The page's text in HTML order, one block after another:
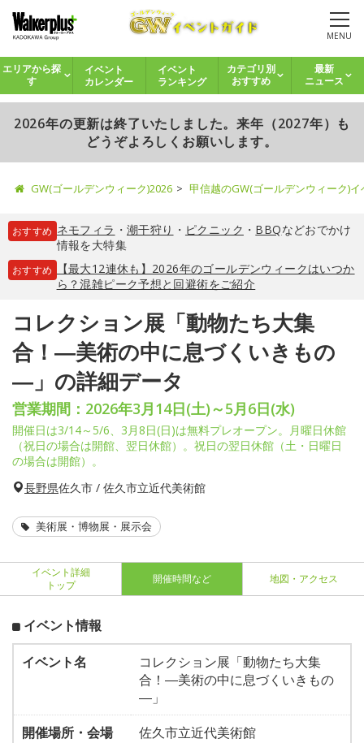
MENU
エリアから探
す
イベント
カレンダー
イベント
ランキング
カテゴリ別
おすすめ
最新
ニュース
2026年の更新は終了いたしました。来年（2027年）も
どうぞよろしくお願いします。
GW(ゴールデンウィーク)2026 甲信越のGW(ゴールデンウィーク)
おすすめ ネモフィラ ・ 潮干狩り ・ ピクニック ・ BBQなどおでかけ
情報を大特集
おすすめ
【最大12連休も】2026年のゴールデンウィークはいつか
ら？混雑ピーク予想と回避術をご紹介
コレクション展「動物たち大集
合！―美術の中に息づくいきもの
―」の詳細データ
営業期間：2026年3月14日(土)～5月6日(水)
開催日は3/14～5/6、3月8日(日)は無料プレオープン。月曜日休館
（祝日の場合は開館、翌日休館）。祝日の翌日休館（土・日曜日
の場合は開館）。
長野県佐久市 / 佐久市立近代美術館
美術展・博物展・展示会
イベント詳細
トップ
開催時間など 地図・アクセス
イベント情報
イベント名
コレクション展「動物たち大集
合！―美術の中に息づくいきもの
―」
開催場所・会場
佐久市立近代美術館